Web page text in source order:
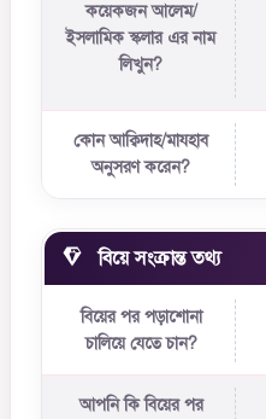
কয়েকজন আলেম/
ইসলামিক স্কলার এর নাম
লিখুন?
কোন আক্বিদাহ/মাযহাব
অনুসরণ করেন?
বিয়ে সংক্রান্ত তথ্য
বিয়ের পর পড়াশোনা
চালিয়ে যেতে চান?
আপনি কি বিয়ের পর